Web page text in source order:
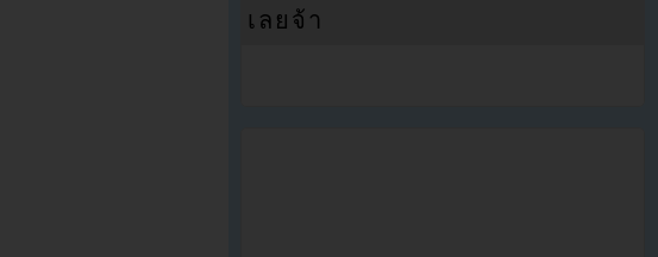
เลยจ้า